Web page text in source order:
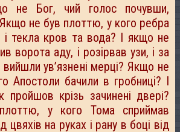
не Бог, чий голос почувши,
не був плоттю, у кого ребра
і текла кров та вода? І якщо не
ворота аду, і розірвав узи, і за
вийшли ув’язнені мерці? Якщо не
Апостоли бачили в гробниці? І
крізь зачинені двері?
у кого Тома сприймав
цвяхів на руках і рану в боці від